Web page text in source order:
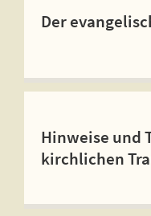
Der
Hinweise und
kirchlichen